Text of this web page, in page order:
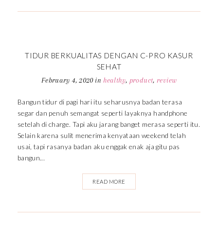
TIDUR BERKUALITAS DENGAN C-PRO KASUR
SEHAT
February 4, 2020 inhealthy, product, review
Bangun tidur di pagi hari itu seharusnya badan terasa
segar dan penuh semangat seperti layaknya handphone
setelah di charge. Tapi aku jarang banget merasa seperti itu.
Selain karena sulit menerima kenyataan weekend telah
usai, tapi rasanya badan aku enggak enak aja gitu pas
bangun...
READ MORE